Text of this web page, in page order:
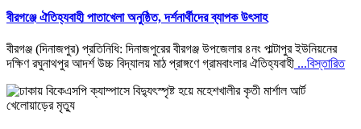
বীরগঞ্জে ঐতিহ্যবাহী পাতাখেলা অনুষ্ঠিত, দর্শনার্থীদের ব্যাপক উৎসাহ
বীরগঞ্জ (দিনাজপুর) প্রতিনিধি: দিনাজপুরের বীরগঞ্জ উপজেলার ৪নং পাল্টাপুর ইউনিয়নের
দক্ষিণ রঘুনাথপুর আদর্শ উচ্চ বিদ্যালয় মাঠ প্রাঙ্গণে গ্রামবাংলার ঐতিহ্যবাহী ...বিস্তারিত